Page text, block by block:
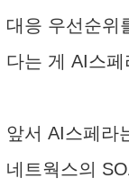
대응 우선순위
다는 게 AI스
앞서 AI스페라
네트웍스의